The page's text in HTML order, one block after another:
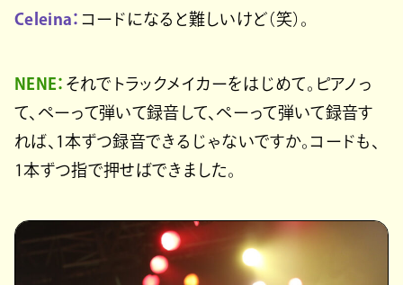
Celeina： コードになると難しいけど（笑）。
NENE： それでトラックメイカーをはじめて。ピアノっ
て、ペーって弾いて録音して、ペーって弾いて録音す
れば、1本ずつ録音できるじゃないですか。コードも、
1本ずつ指で押せばできました。